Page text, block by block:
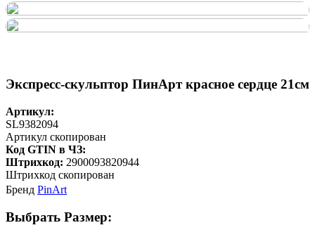
Экспресс-скульптор ПинАрт красное сердце 21см
Артикул:
SL9382094
Артикул скопирован
Код GTIN в ЧЗ:
Штрихкод: 2900093820944
Штрихкод скопирован
Бренд PinArt
Выбрать Размер: